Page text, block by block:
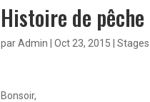
Histoire de pêche
parAdmin |Oct 23, 2015 |
Bonsoir,